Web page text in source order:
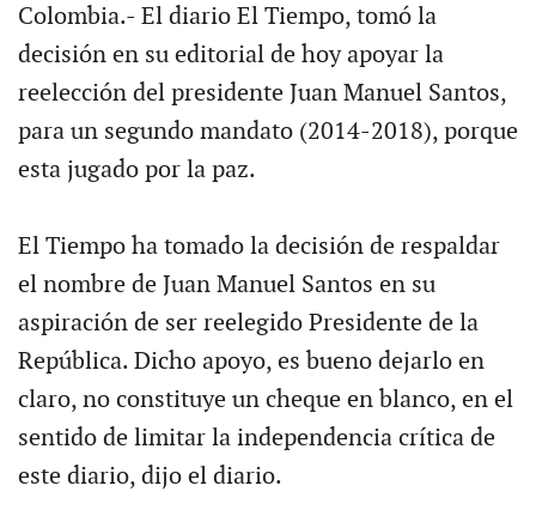
Colombia.- El diario El Tiempo, tomó la
decisión en su editorial de hoy apoyar la
reelección del presidente Juan Manuel Santos,
para un segundo mandato (2014-2018), porque
esta jugado por la paz.
El Tiempo ha tomado la decisión de respaldar
el nombre de Juan Manuel Santos en su
aspiración de ser reelegido Presidente de la
República. Dicho apoyo, es bueno dejarlo en
claro, no constituye un cheque en blanco, en el
sentido de limitar la independencia crítica de
este diario, dijo el diario.